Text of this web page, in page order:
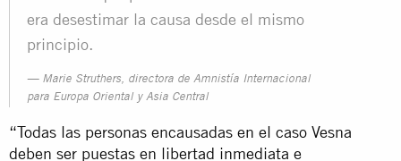
era desestimar la causa desde el mismo
principio.
Marie Struthers, directora de Amnistía Internacional
para Europa Oriental y Asia Central
“Todas las personas encausadas en el caso Vesna
deben ser puestas en libertad inmediata e